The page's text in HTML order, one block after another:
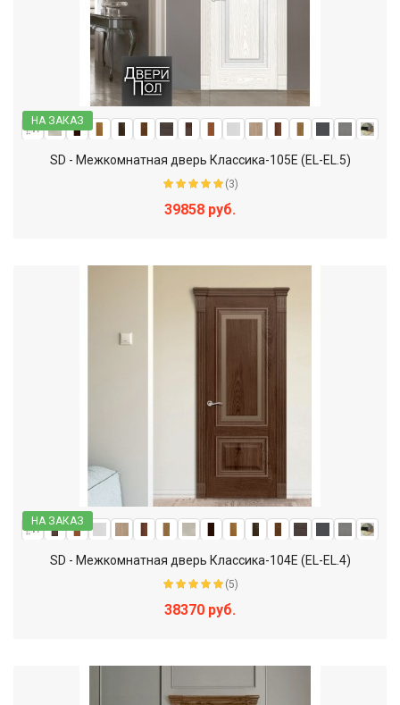
НА ЗАКАЗ
SD - Межкомнатная дверь Классика-105Е (EL-EL.5)
(3)
39858 руб.
НА ЗАКАЗ
SD - Межкомнатная дверь Классика-104Е (EL-EL.4)
(5)
38370 руб.